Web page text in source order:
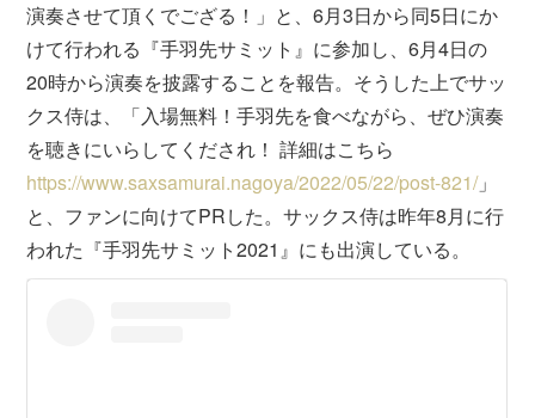
演奏させて頂くでござる！」と、6月3日から同5日にか
けて行われる『手羽先サミット』に参加し、6月4日の
20時から演奏を披露することを報告。そうした上でサッ
クス侍は、「入場無料！手羽先を食べながら、ぜひ演奏
を聴きにいらしてくだされ！ 詳細はこちら
https://www.saxsamurai.nagoya/2022/05/22/post-821/」
と、ファンに向けてPRした。サックス侍は昨年8月に行
われた『手羽先サミット2021』にも出演している。